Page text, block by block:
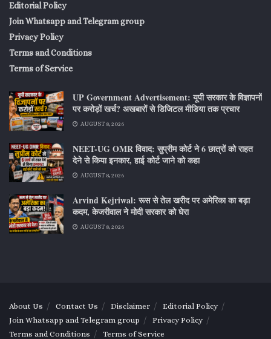
Editorial Policy
Join Whatsapp and Telegram group
Privacy Policy
Terms and Conditions
Terms of Service
UP Government Advertisement: यूपी सरकार के विज्ञापनों
पर करोड़ों खर्च? अखबारों से डिजिटल मीडिया तक प्रचार
AUGUST 8, 2026
NEET-UG OMR विवाद: सुप्रीम कोर्ट ने 6 छात्रों को राहत
देने से किया इनकार, हाई कोर्ट जाने को कहा
AUGUST 8, 2026
Arvind Kejriwal: रूस से तेल खरीद पर अमेरिका का बड़ा
कदम, केजरीवाल ने मोदी सरकार को घेरा
AUGUST 8, 2026
About Us Contact Us Disclaimer
Editorial Policy
Join Whatsapp and Telegram group
Privacy Policy
Terms and Conditions
Terms of Service